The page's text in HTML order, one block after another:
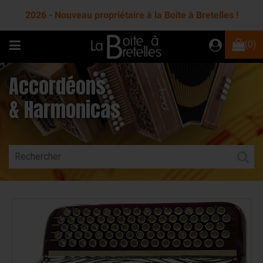
2026 - Nouveau propriétaire à la Boite à Bretelles !
(0)
Accordéons
& Harmonicas